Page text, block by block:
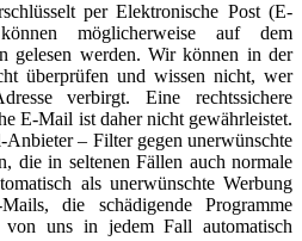
per Elektronische Post (E-
möglicherweise auf dem
gelesen werden. Wir können in der
überprüfen und wissen nicht, wer
verbirgt. Eine rechtssichere
E-Mail ist daher nicht gewährleistet.
– Filter gegen unerwünschte
die in seltenen Fällen auch normale
als unerwünschte Werbung
die schädigende Programme
von uns in jedem Fall automatisch